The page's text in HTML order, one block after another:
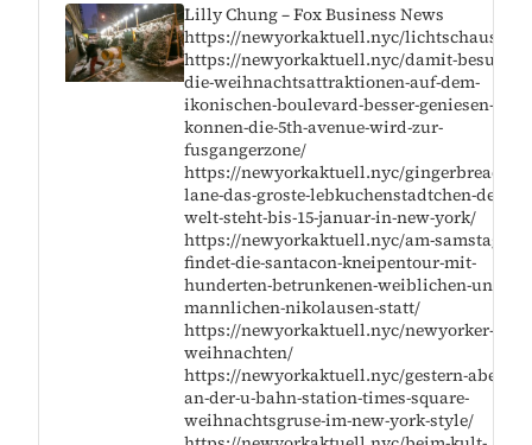
Lilly Chung – Fox Business News
https://newyorkaktuell.nyc/
https://newyorkaktuell.nyc/damit-
die-weihnachtsattraktionen-auf-dem-
ikonischen-boulevard-besser-geniesen-
konnen-die-5th-avenue-wird-zur-
fusgangerzone/
https://newyorkaktuell.nyc/gingerbread-
lane-das-groste-lebkuchenstadtchen-der-
welt-steht-bis-15-januar-in-new-york/
https://newyorkaktuell.nyc/am-samstag-
findet-die-santacon-kneipentour-mit-
hunderten-betrunkenen-weiblichen-und-
mannlichen-nikolausen-statt/
https://newyorkaktuell.nyc/newyorker-
weihnachten/
https://newyorkaktuell.nyc/gestern-abend-
an-der-u-bahn-station-times-square-
weihnachtsgruse-im-new-york-style/